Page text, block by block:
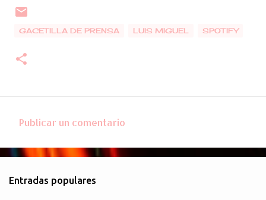
GACETILLA DE PRENSA LUIS MIGUEL SPOTIFY
o
e
Publicar un comentario
Entradas populares